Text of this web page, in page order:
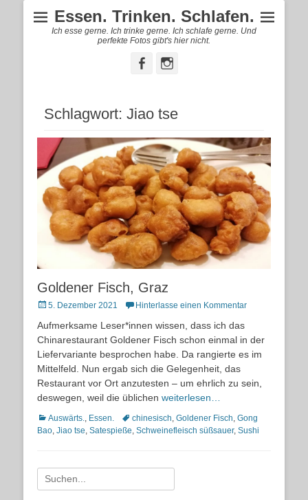
Essen. Trinken. Schlafen.
Ich esse gerne. Ich trinke gerne. Ich schlafe gerne. Und
perfekte Fotos gibt's hier nicht.
FacebookInstagram
Schlagwort: Jiao tse
Goldener Fisch, Graz
Posted
5. Dezember 2021 Hinterlasse einen Kommentar
Aufmerksame Leser*innen wissen, dass ich das
Chinarestaurant Goldener Fisch schon einmal in der
Liefervariante besprochen habe. Da rangierte es im
Mittelfeld. Nun ergab sich die Gelegenheit, das
Restaurant vor Ort anzutesten – um ehrlich zu sein,
deswegen, weil die üblichen weiterlesen…
Kategorien
Auswärts., Essen. Schlagworte
chinesisch, Goldener Fisch, Gong
Bao, Jiao tse, Satespieße, Schweinefleisch süßsauer, Sushi
Suche
nach: